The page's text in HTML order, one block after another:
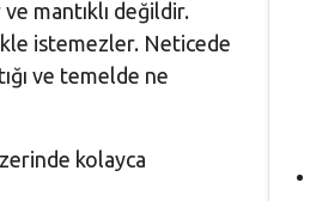
mantıklı değildir.
istemezler. Neticede
ve temelde ne
kolayca